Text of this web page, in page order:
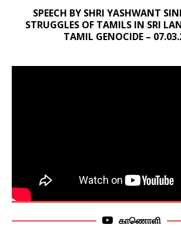
SPEECH BY SHRI YASHWANT
STRUGGLES OF TAMILS IN SRI
TAMIL GENOCIDE –
காணொளி